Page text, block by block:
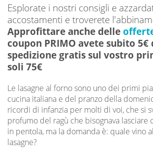
Esplorate i nostri consigli e
accostamenti e troverete
Approfittare anche delle
coupon PRIMO avete subito 5€
spedizione gratis sul vostro
soli 75€
Le lasagne al forno sono uno dei primi
cucina italiana e del pranzo della
ricordi di infanzia per molti di voi, che si
profumo del ragù che bisognava lasciare
in pentola, ma la domanda è: quale vino
lasagne?